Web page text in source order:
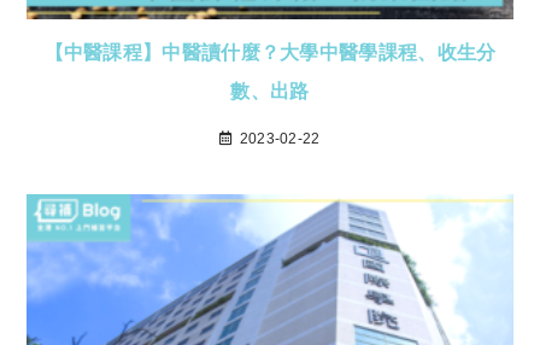
【中醫課程】中醫讀什麼？大學中醫學課程、收生分
數、出路
2023-02-22